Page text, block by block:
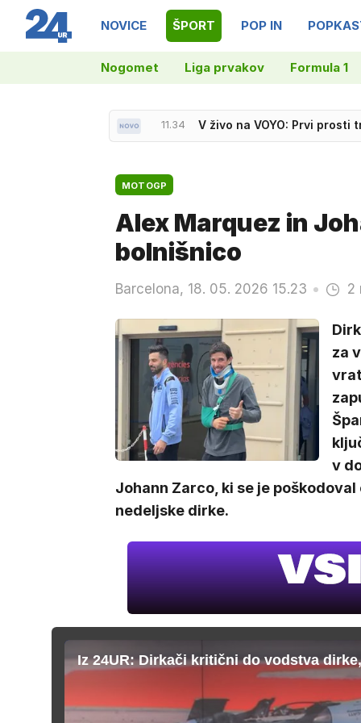
NOVICE ŠPORT POP IN
Nogomet Liga prvakov Formula 1
11.05 Sedem držav kritičnih
MOTOGP
Alex Marquez in
bolnišnico
Barcelona, 18. 05. 2026 15.23 2
za
v
Johann Zarco, ki se je
nedeljske dirke.
Iz 24UR: Dirkači kritični do vodstva